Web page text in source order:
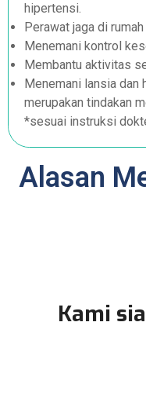
hipertensi.
Perawat jaga di
Menemani kontrol
Membantu aktivitas
Menemani lansia dan
merupakan tindakan
*sesuai instruksi
Alasan
Kami